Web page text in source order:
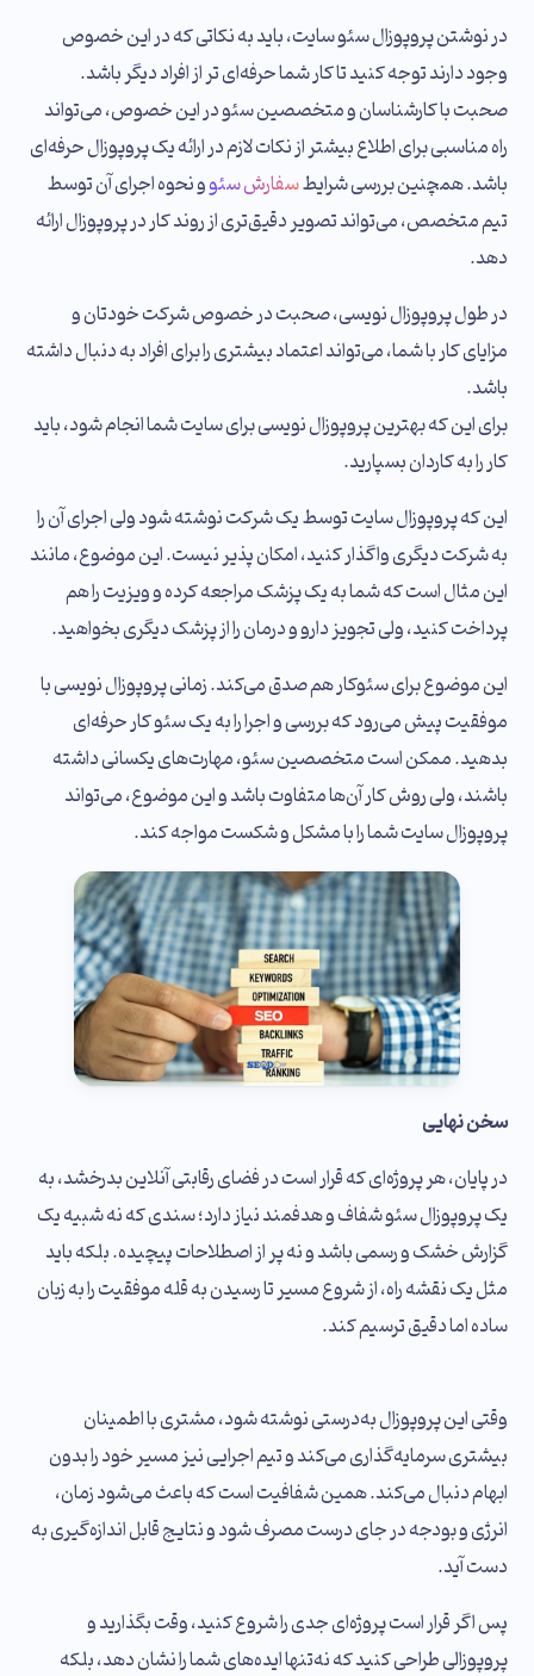
در نوشتن پروپوزال سئو سایت، باید به نکاتی که در این خصوص
وجود دارند توجه کنید تا کار شما حرفه‌ای تر از افراد دیگر باشد.
صحبت با کارشناسان و متخصصین سئو در این خصوص، می‌تواند
راه مناسبی برای اطلاع بیشتر از نکات لازم در ارائه یک پروپوزال حرفه‌ای
باشد. همچنین بررسی شرایطسفارش سئوو نحوه اجرای آن توسط
تیم متخصص، می‌تواند تصویر دقیق‌تری از روند کار در پروپوزال ارائه
دهد.
در طول پروپوزال نویسی، صحبت در خصوص شرکت خودتان و
مزایای کار با شما، می‌تواند اعتماد بیشتری را برای افراد به دنبال داشته
باشد.
برای این که بهترین پروپوزال نویسی برای سایت شما انجام شود، باید
کار را به کاردان بسپارید.
این که پروپوزال سایت توسط یک شرکت نوشته شود ولی اجرای آن را
به شرکت دیگری واگذار کنید، امکان پذیر نیست. این موضوع، مانند
این مثال است که شما به یک پزشک مراجعه کرده و ویزیت را هم
پرداخت کنید، ولی تجویز دارو و درمان را از پزشک دیگری بخواهید.
این موضوع برای سئوکار هم صدق می‌کند. زمانی پروپوزال نویسی با
موفقیت پیش می‌رود که بررسی و اجرا را به یک سئو کار حرفه‌ای
بدهید. ممکن است متخصصین سئو، مهارت‌های یکسانی داشته
باشند، ولی روش کار آن‌ها متفاوت باشد و این موضوع، می‌تواند
پروپوزال سایت شما را با مشکل و شکست مواجه کند.
سخن نهایی
در پایان، هر پروژه‌ای که قرار است در فضای رقابتی آنلاین بدرخشد، به
یک پروپوزال سئو شفاف و هدفمند نیاز دارد؛ سندی که نه شبیه یک
گزارش خشک و رسمی باشد و نه پر از اصطلاحات پیچیده. بلکه باید
مثل یک نقشه راه، از شروع مسیر تا رسیدن به قله موفقیت را به زبان
ساده اما دقیق ترسیم کند.
وقتی این پروپوزال به‌درستی نوشته شود، مشتری با اطمینان
بیشتری سرمایه‌گذاری می‌کند و تیم اجرایی نیز مسیر خود را بدون
ابهام دنبال می‌کند. همین شفافیت است که باعث می‌شود زمان،
انرژی و بودجه در جای درست مصرف شود و نتایج قابل اندازه‌گیری به
دست آید.
پس اگر قرار است پروژه‌ای جدی را شروع کنید، وقت بگذارید و
پروپوزالی طراحی کنید که نه‌تنها ایده‌های شما را نشان دهد، بلکه